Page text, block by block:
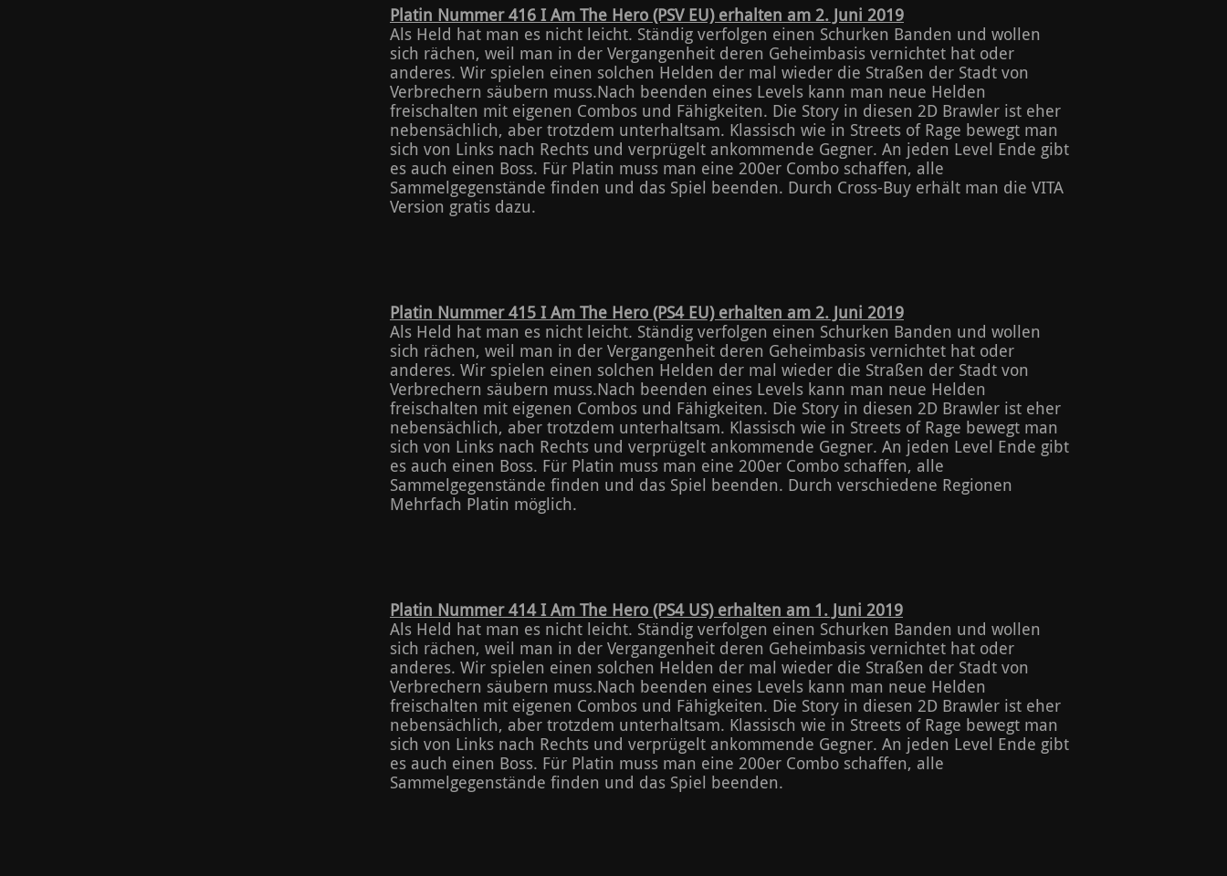
Platin Nummer 416 I Am The Hero (PSV EU) erhalten am 2. Juni 2019
Als Held hat man es nicht leicht. Ständig verfolgen einen Schurken Banden und wollen
sich rächen, weil man in der Vergangenheit deren Geheimbasis vernichtet hat oder
anderes. Wir spielen einen solchen Helden der mal wieder die Straßen der Stadt von
Verbrechern säubern muss.Nach beenden eines Levels kann man neue Helden
freischalten mit eigenen Combos und Fähigkeiten. Die Story in diesen 2D Brawler ist eher
nebensächlich, aber trotzdem unterhaltsam. Klassisch wie in Streets of Rage bewegt man
sich von Links nach Rechts und verprügelt ankommende Gegner. An jeden Level Ende gibt
es auch einen Boss. Für Platin muss man eine 200er Combo schaffen, alle
Sammelgegenstände finden und das Spiel beenden. Durch Cross-Buy erhält man die VITA
Version gratis dazu.
Platin Nummer 415 I Am The Hero (PS4 EU) erhalten am 2. Juni 2019
Als Held hat man es nicht leicht. Ständig verfolgen einen Schurken Banden und wollen
sich rächen, weil man in der Vergangenheit deren Geheimbasis vernichtet hat oder
anderes. Wir spielen einen solchen Helden der mal wieder die Straßen der Stadt von
Verbrechern säubern muss.Nach beenden eines Levels kann man neue Helden
freischalten mit eigenen Combos und Fähigkeiten. Die Story in diesen 2D Brawler ist eher
nebensächlich, aber trotzdem unterhaltsam. Klassisch wie in Streets of Rage bewegt man
sich von Links nach Rechts und verprügelt ankommende Gegner. An jeden Level Ende gibt
es auch einen Boss. Für Platin muss man eine 200er Combo schaffen, alle
Sammelgegenstände finden und das Spiel beenden. Durch verschiedene Regionen
Mehrfach Platin möglich.
Platin Nummer 414 I Am The Hero (PS4 US) erhalten am 1. Juni 2019
Als Held hat man es nicht leicht. Ständig verfolgen einen Schurken Banden und wollen
sich rächen, weil man in der Vergangenheit deren Geheimbasis vernichtet hat oder
anderes. Wir spielen einen solchen Helden der mal wieder die Straßen der Stadt von
Verbrechern säubern muss.Nach beenden eines Levels kann man neue Helden
freischalten mit eigenen Combos und Fähigkeiten. Die Story in diesen 2D Brawler ist eher
nebensächlich, aber trotzdem unterhaltsam. Klassisch wie in Streets of Rage bewegt man
sich von Links nach Rechts und verprügelt ankommende Gegner. An jeden Level Ende gibt
es auch einen Boss. Für Platin muss man eine 200er Combo schaffen, alle
Sammelgegenstände finden und das Spiel beenden.